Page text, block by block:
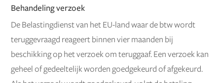
Behandeling verzoek
De Belastingdienst van het EU-land waar de btw wordt
teruggevraagd reageert binnen vier maanden bij
beschikking op het verzoek om teruggaaf. Een verzoek kan
geheel of gedeeltelijk worden goedgekeurd of afgekeurd.